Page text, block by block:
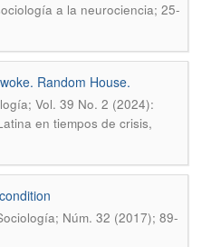
a la neurociencia; 25-
Random House.
Vol. 39 No. 2 (2024):
en tiempos de crisis,
Núm. 32 (2017); 89-